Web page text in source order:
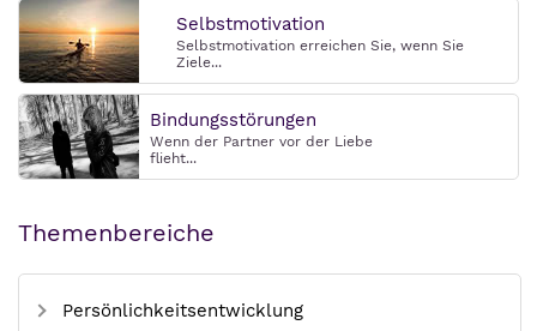
Selbstmotivation
Selbstmotivation erreichen Sie, wenn Sie
Ziele...
Bindungsstörungen
Wenn der Partner vor der Liebe
flieht...
Themenbereiche
Persönlichkeitsentwicklung